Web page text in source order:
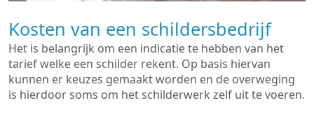
Kosten van een schildersbedrijf
Het is belangrijk om een indicatie te hebben van het
tarief welke een schilder rekent. Op basis hiervan
kunnen er keuzes gemaakt worden en de overweging
is hierdoor soms om het schilderwerk zelf uit te voeren.